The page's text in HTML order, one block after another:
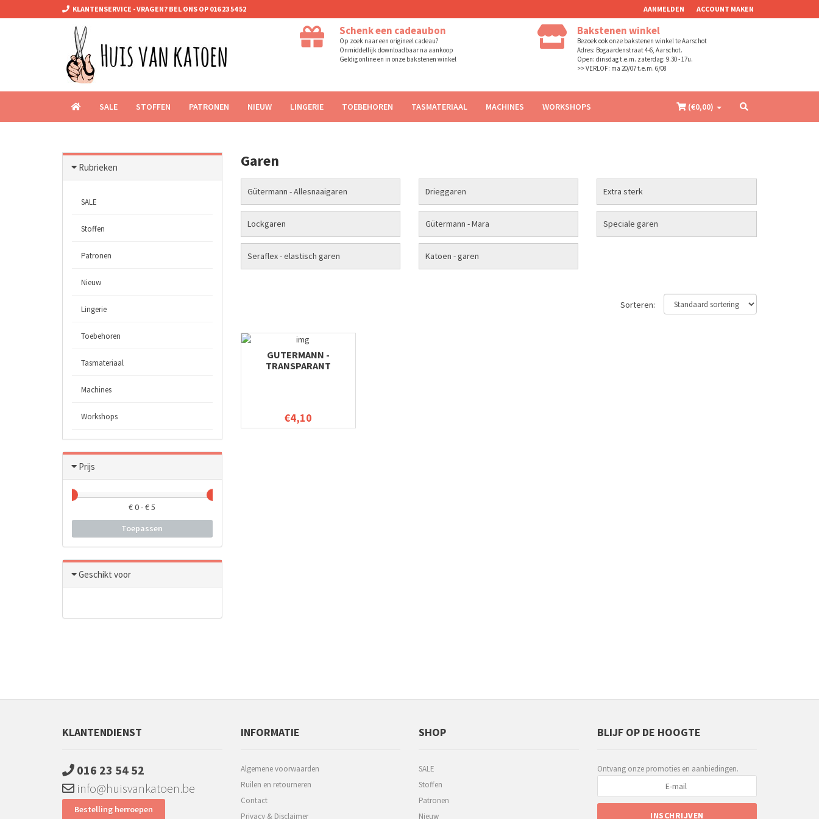
KLANTENSERVICE - VRAGEN? BEL ONS OP 016 23 54 52 AANMELDEN ACCOUNT MAKEN
Schenk een cadeaubon
Op zoek naar een origineel cadeau?
Onmiddellijk downloadbaar na aankoop
Geldig online en in onze bakstenen winkel
Bakstenen winkel
Bezoek ook onze bakstenen winkel te Aarschot
Adres: Bogaardenstraat 4-6, Aarschot.
Open: dinsdag t.e.m. zaterdag: 9.30 - 17u.
>> VERLOF: ma 20/07 t.e.m. 6/08
SALE STOFFEN PATRONEN NIEUW LINGERIE TOEBEHOREN TASMATERIAAL MACHINES WORKSHOPS (€0,00)
Rubrieken
SALE
Stoffen
Patronen
Nieuw
Lingerie
Toebehoren
Tasmateriaal
Machines
Workshops
Prijs
€0- €5
Toepassen
Geschikt voor
Garen
Gütermann - Allesnaaigaren Drieggaren Extra sterk
Lockgaren Gütermann - Mara Speciale garen
Seraflex - elastisch garen Katoen - garen
Sorteren:
GUTERMANN -
TRANSPARANT
€4,10
KLANTENDIENST
016 23 54 52
info@huisvankatoen.be
Bestelling herroepen
INFORMATIE
Algemene voorwaarden
Ruilen en retourneren
Contact
Privacy & Disclaimer
SHOP
SALE
Stoffen
Patronen
Nieuw
BLIJF OP DE HOOGTE
Ontvang onze promoties en aanbiedingen.